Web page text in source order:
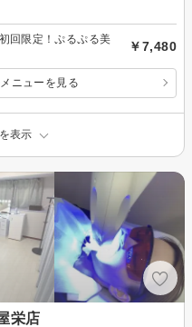
回限定！ぷるぷる美
￥7,480
ニューを見る
表示
栄店